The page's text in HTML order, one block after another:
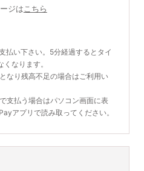
ジは こちら
払い下さい。5分経過するとタイ
なります。
なり残高不足の場合はご利用い
支払う場合はパソコン画面に表
アプリで読み取ってください。